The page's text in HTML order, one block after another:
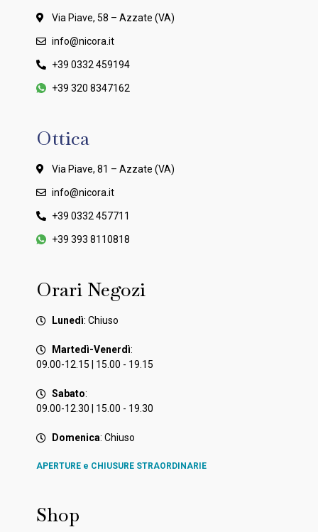
Via Piave, 58 – Azzate (VA)
info@nicora.it
+39 0332 459194
+39 320 8347162
Ottica
Via Piave, 81 – Azzate (VA)
info@nicora.it
+39 0332 457711
+39 393 8110818
Orari Negozi
Lunedì: Chiuso
Martedì-Venerdì:
09.00-12.15 | 15.00 - 19.15
Sabato:
09.00-12.30 | 15.00 - 19.30
Domenica: Chiuso
APERTURE e CHIUSURE STRAORDINARIE
Shop